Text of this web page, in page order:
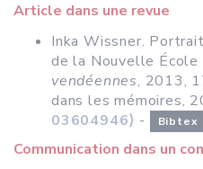
Article dans une revue
Inka Wissner.
de la Nouvelle École
vendéennes, 2013,
dans les mémoires,
03604946⟩ - Bibtex
Communication dans un